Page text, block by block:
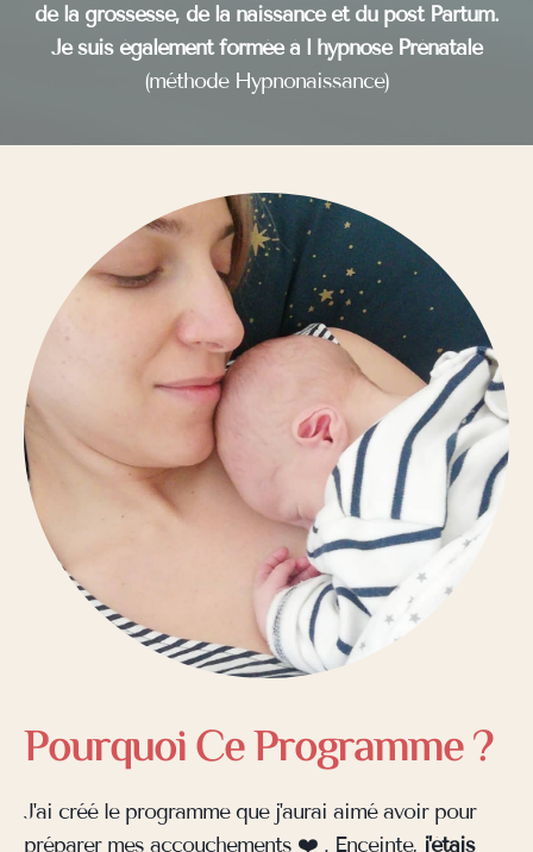
de la grossesse, de la naissance et du post Partum.
Je suis également formée à l hypnose Prénatale
(méthode Hypnonaissance)
Pourquoi Ce Programme ?
J'ai créé le programme que j'aurai aimé avoir pour
préparer mes accouchements ❤️ . Enceinte, j'étais